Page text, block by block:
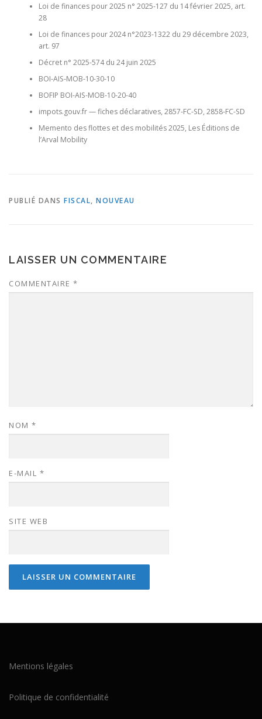
Loi de finances pour 2025 n° 2025-127 du 14 février 2025, art.
28
Loi de finances pour 2024 n°2023-1322 du 29 décembre 2023,
art. 97
Décret n° 2025-574 du 24 juin 2025
BOI-AIS-MOB-10-30-10
BOFIP BOI-AIS-MOB-10-20-40
impots.gouv.fr — fiches déclaratives, 2857-FC-SD, 2858-FC-SD
Memento des flottes et des mobilités 2025, Les Éditions de
l’Arval Mobility
PUBLIÉ DANS FISCAL, NOUVEAU
LAISSER UN COMMENTAIRE
COMMENTAIRE *
NOM *
E-MAIL *
SITE WEB
Mentions légales
Politique de confidentialité